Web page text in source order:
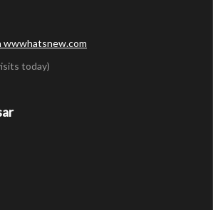
wwwhatsnew.com
today)